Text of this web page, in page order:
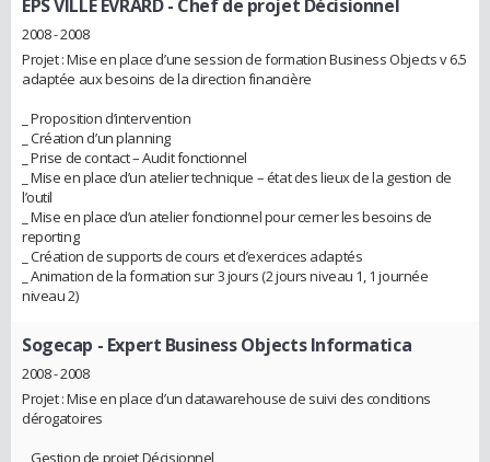
EPS VILLE EVRARD- Chef de projet Décisionnel
2008 - 2008
Projet : Mise en place d’une session de formation Business Objects v 6.5
adaptée aux besoins de la direction financière
_ Proposition d’intervention
_ Création d’un planning
_ Prise de contact – Audit fonctionnel
_ Mise en place d’un atelier technique – état des lieux de la gestion de
l’outil
_ Mise en place d’un atelier fonctionnel pour cerner les besoins de
reporting
_ Création de supports de cours et d’exercices adaptés
_ Animation de la formation sur 3 jours (2 jours niveau 1, 1 journée
niveau 2)
Sogecap - Expert Business Objects Informatica
2008 - 2008
Projet : Mise en place d’un datawarehouse de suivi des conditions
dérogatoires
_ Gestion de projet Décisionnel